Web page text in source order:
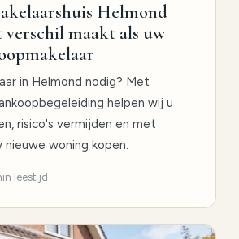
Helmond
maakt als uw
in Helmond nodig? Met
helpen wij u
risico's vermijden en met
woning kopen.
leestijd